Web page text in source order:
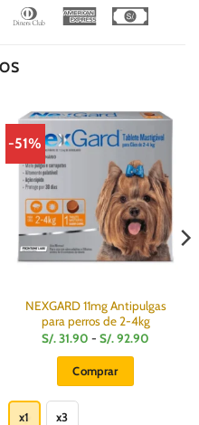
MasterCardDinners
American
-51%
NEXGARD 11mg Antipulgas
para perros de 2-4kg
S/.31.90 - S/.92.90
Comprar
x1 x3